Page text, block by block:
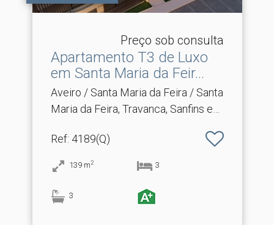
Preço sob consulta
Apartamento T3 de Luxo
em Santa Maria da Feir.​..
Aveiro / Santa Maria da Feira / Santa
Maria da Feira, Travanca, Sanfins e
Ref: 4189(Q)
139 m2 3
3